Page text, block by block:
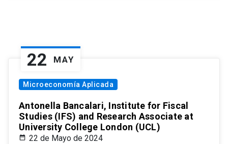
22 MAY
Microeconomía Aplicada
Antonella Bancalari, Institute for Fiscal
Studies (IFS) and Research Associate at
University College London (UCL)
22 de Mayo de 2024